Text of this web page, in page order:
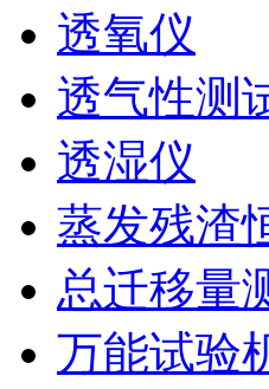
透氧仪
透气性测
透湿仪
蒸发残渣
总迁移量
万能试验